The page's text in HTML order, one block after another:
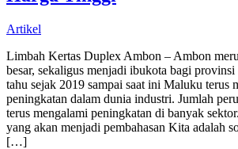
Artikel
Limbah Kertas Duplex Ambon – Ambon
besar, sekaligus menjadi ibukota bagi
tahu sejak 2019 sampai saat ini Maluku terus
peningkatan dalam dunia industri. Jumlah
terus mengalami peningkatan di banyak
yang akan menjadi pembahasan Kita adalah
[…]